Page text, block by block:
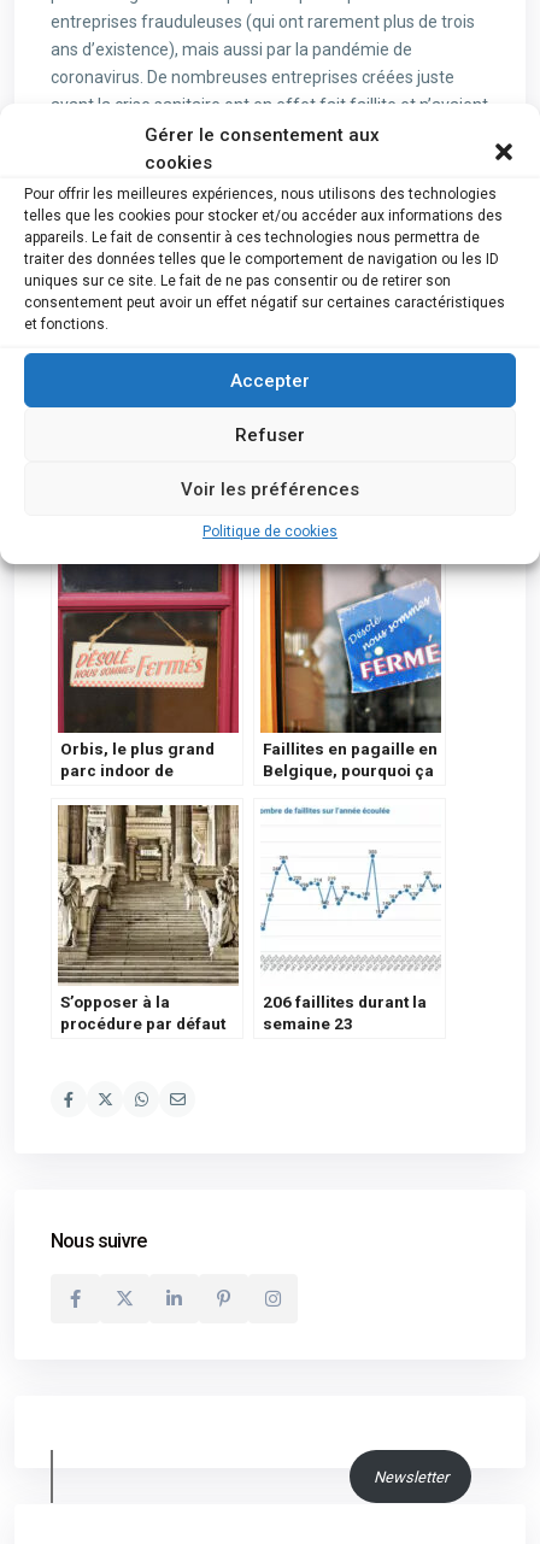
Gérer le consentement aux
cookies
Pour offrir les meilleures expériences, nous utilisons des technologies
telles que les cookies pour stocker et/ou accéder aux informations des
appareils. Le fait de consentir à ces technologies nous permettra de
traiter des données telles que le comportement de navigation ou les ID
uniques sur ce site. Le fait de ne pas consentir ou de retirer son
consentement peut avoir un effet négatif sur certaines caractéristiques
et fonctions.
Accepter
Refuser
Voir les préférences
Politique de cookies
entreprises frauduleuses (qui ont rarement plus de trois
ans d’existence), mais aussi par la pandémie de
coronavirus. De nombreuses entreprises créées juste
avant la crise sanitaire ont en effet fait faillite et n’avaient
souvent pas les réserves suffisantes pour traverser cet
épisode malgré les mesures de soutien du
gouvernement.
Une tendance respectivement légèrement à la baisse et
très peu à la hausse a, par ailleurs, été observée pour les
entreprises basées à Bruxelles et en Wallonie, suivant la
courbe dessinée durant les dix dernières années.
menacés en Flandre en 2023
celle qui a coûté le plus d’emplois (1.826).
Orbis, le plus grand
parc indoor de
Galeries St-Lambert à
Liège, en faillite
Faillites en pagaille en
Belgique, pourquoi ça
S’opposer à la
procédure par défaut
206 faillites durant la
semaine 23
Nous suivre
Newsletter